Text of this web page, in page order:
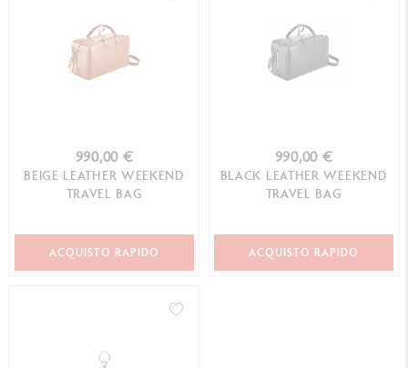
990,00 €
BEIGE LEATHER WEEKEND
TRAVEL BAG
ACQUISTO RAPIDO
990,00 €
BLACK LEATHER WEEKEND
TRAVEL BAG
ACQUISTO RAPIDO